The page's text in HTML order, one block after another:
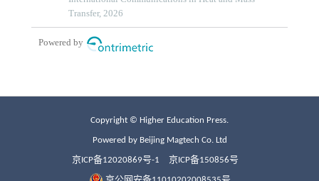
Copyright © Higher Education Press.
Powered by Beijing Magtech Co. Ltd
京ICP备12020869号-1 京ICP备150856号